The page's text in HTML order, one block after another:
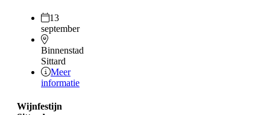
13
september
Binnenstad
Sittard
Meer
informatie
Wijnfestijn